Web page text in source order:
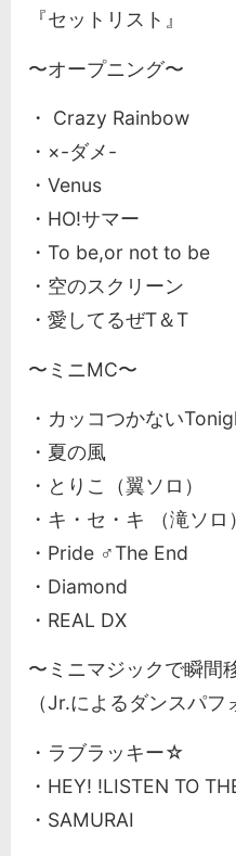
『セットリスト』
〜オープニング〜
・ Crazy Rainbow
・×-ダメ-
・Venus
・HO!サマー
・To be,or not to be
・空のスクリーン
・愛してるぜT＆T
〜ミニMC〜
・カッコつかない
・夏の風
・とりこ（翼ソロ）
・キ・セ・キ （滝ソロ）
・Pride ♂The End
・Diamond
・REAL DX
〜ミニマジックで瞬間
（Jr.によるダンスパフ
・ラブラッキー☆
・HEY! !LISTEN TO
・SAMURAI